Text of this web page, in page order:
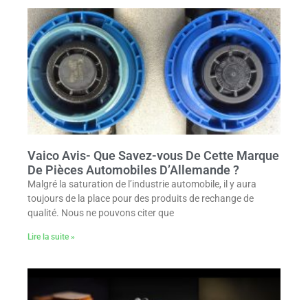
Vaico Avis- Que Savez-vous De Cette Marque
De Pièces Automobiles D’Allemande ?
Malgré la saturation de l’industrie automobile, il y aura
toujours de la place pour des produits de rechange de
qualité. Nous ne pouvons citer que
Lire la suite »